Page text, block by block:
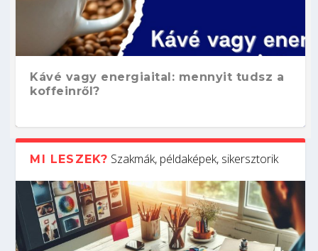
Kávé vagy energiaital: mennyit tudsz a
koffeinről?
MI LESZEK? Szakmák, példaképek, sikersztorik